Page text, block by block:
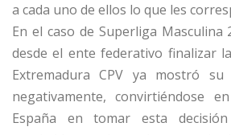
a cada uno de ellos lo que les
En el caso de Superliga Masculina
desde el ente federativo finalizar
Extremadura CPV ya mostró
negativamente, convirtiéndose
España en tomar esta